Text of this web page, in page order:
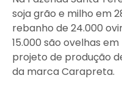
soja grão e milho em
rebanho de 24.000
15.000 são ovelhas
projeto de produção
da marca Carapreta.